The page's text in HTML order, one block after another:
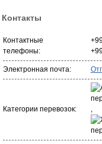
Контакты
Контактные
телефоны:
Электронная почта:
Категории перевозок: ,